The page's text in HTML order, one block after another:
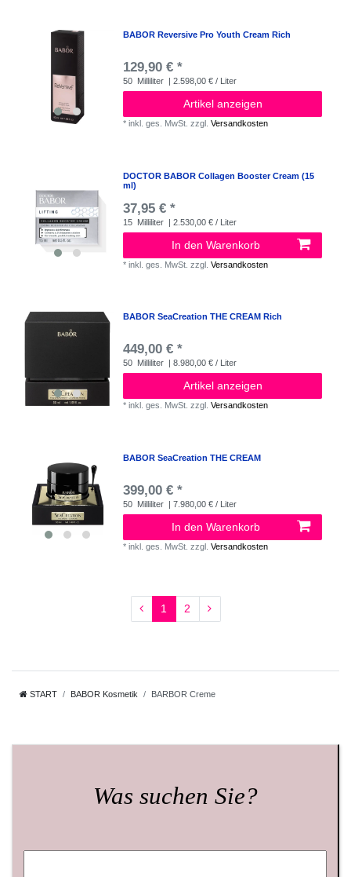
BABOR Reversive Pro Youth Cream Rich
129,90 € *
50 Milliliter | 2.598,00 € / Liter
Artikel anzeigen
*inkl. ges. MwSt. zzgl.Versandkosten
DOCTOR BABOR Collagen Booster Cream (15
ml)
37,95 € *
15 Milliliter | 2.530,00 € / Liter
In den Warenkorb
*inkl. ges. MwSt. zzgl.Versandkosten
BABOR SeaCreation THE CREAM Rich
449,00 € *
50 Milliliter | 8.980,00 € / Liter
Artikel anzeigen
*inkl. ges. MwSt. zzgl.Versandkosten
BABOR SeaCreation THE CREAM
399,00 € *
50 Milliliter | 7.980,00 € / Liter
In den Warenkorb
*inkl. ges. MwSt. zzgl.Versandkosten
1 2
START BABOR Kosmetik BARBOR Creme
Was suchen Sie?